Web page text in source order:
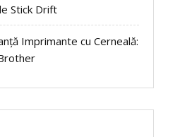
Stick Drift
Imprimante cu Cerneală: